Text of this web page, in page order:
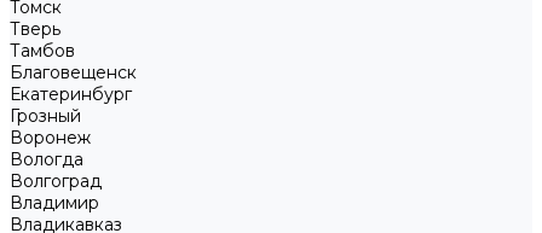
Томск
Тверь
Тамбов
Благовещенск
Екатеринбург
Грозный
Воронеж
Вологда
Волгоград
Владимир
Владикавказ